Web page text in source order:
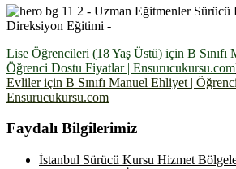
Lise Öğrencileri (18 Yaş Üstü) için B Sınıfı
Öğrenci Dostu Fiyatlar | Ensurucukursu.com
Evliler için B Sınıfı Manuel Ehliyet |
Ensurucukursu.com
Faydalı Bilgilerimiz
İstanbul Sürücü Kursu Hizmet